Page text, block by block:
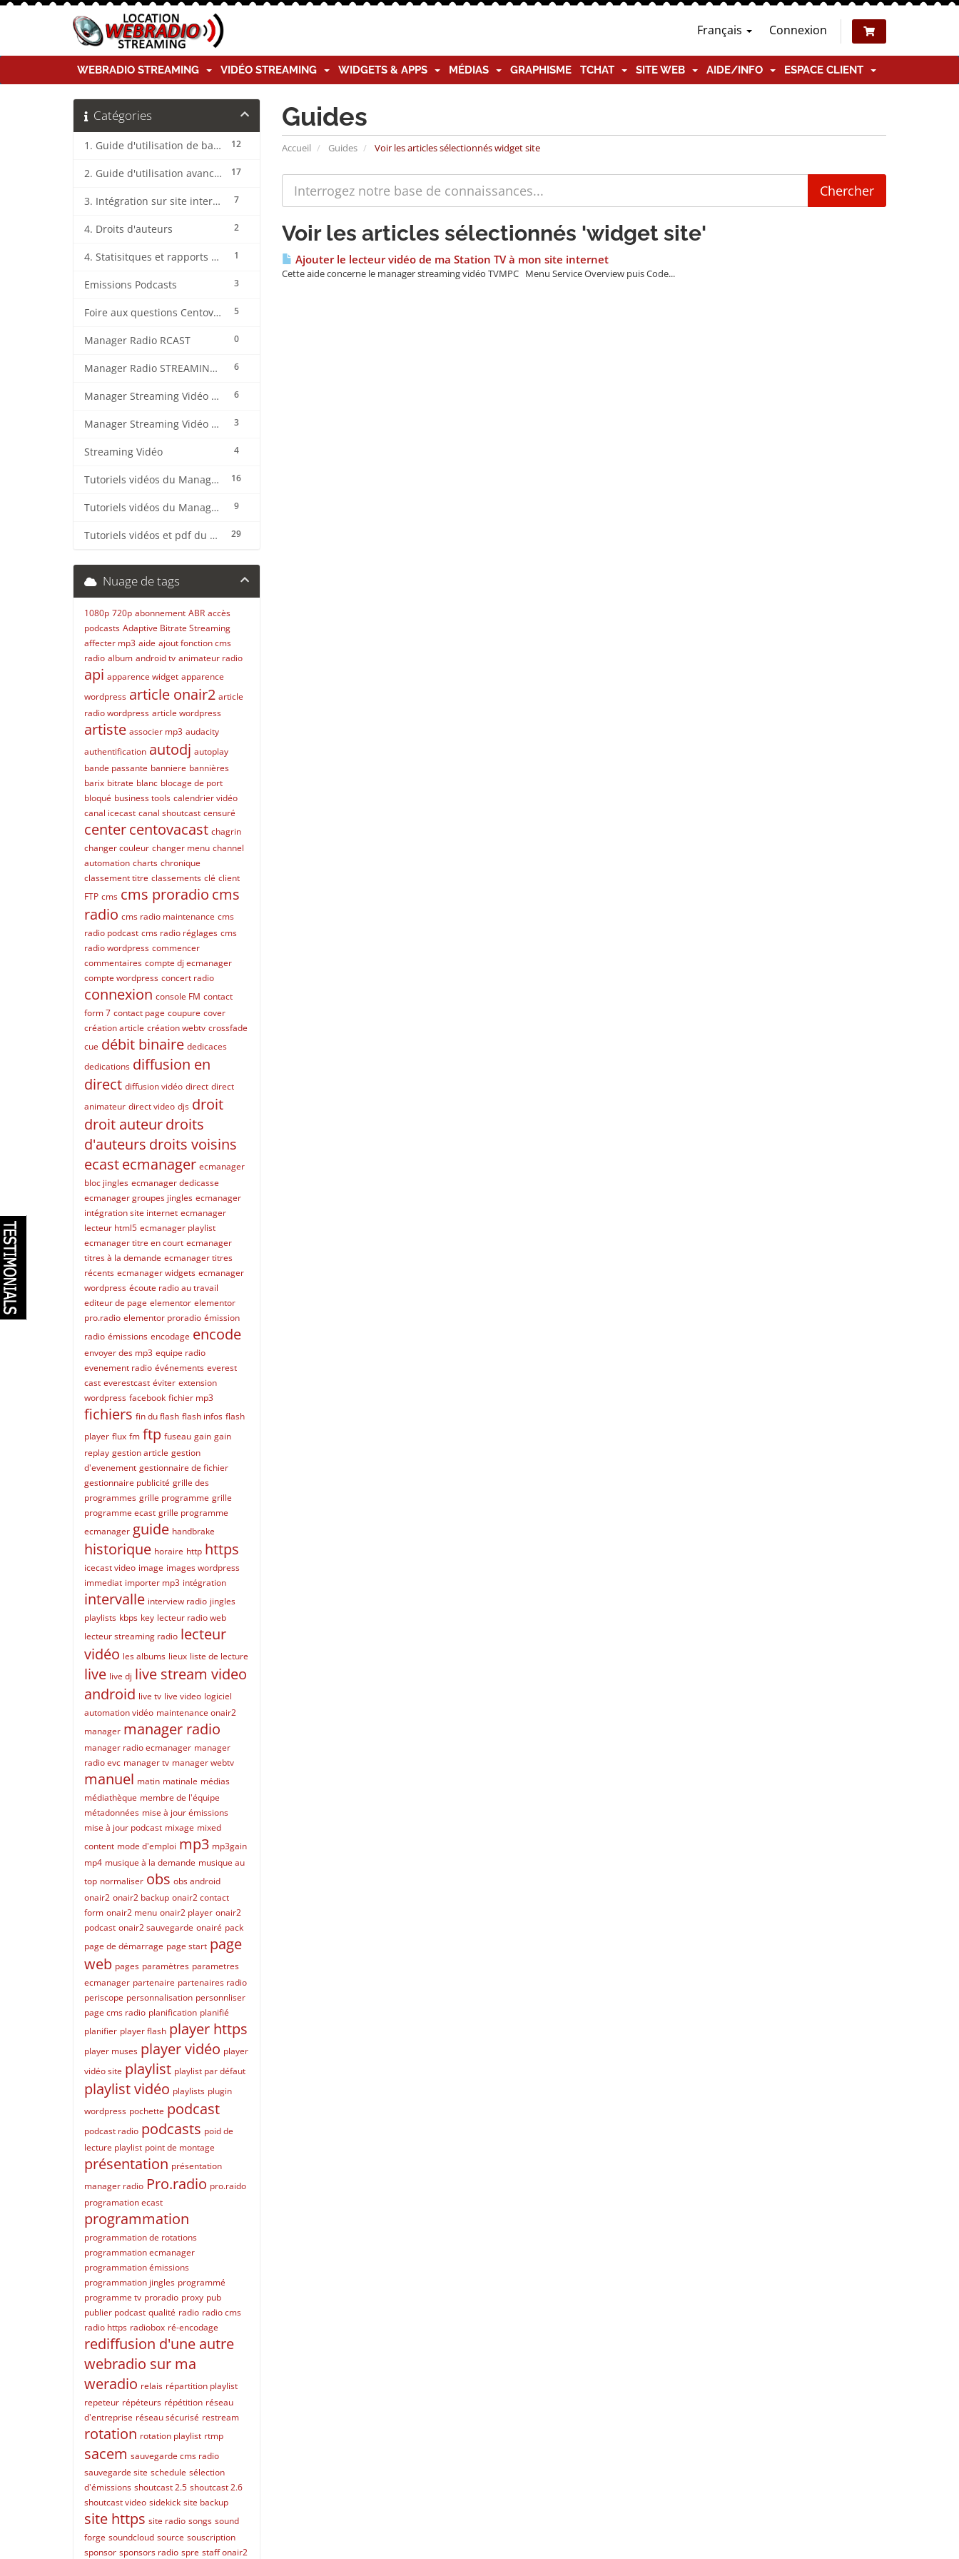
Français Connexion
WEBRADIO STREAMING VIDÉO STREAMING WIDGETS & APPS MÉDIAS GRAPHISME TCHAT SITE WEB AIDE/INFO ESPACE CLIENT
Guides
Accueil Guides Voir les articles sélectionnés widget site
Catégories
12
1. Guide d'utilisation de base CentovaCast
17
2. Guide d'utilisation avancée CentovaCast
7
3. Intégration sur site internet CentovaCast
2
4. Droits d'auteurs
1
4. Statisitques et rapports CentovaCast
3
Emissions Podcasts
5
Foire aux questions CentovaCast
0
Manager Radio RCAST
6
Manager Radio STREAMING CENTER
6
Manager Streaming Vidéo TVMCP
3
Manager Streaming Vidéo VDO
4
Streaming Vidéo
16
Tutoriels vidéos du Manager Radio CentovaCast
9
Tutoriels vidéos du Manager Radio STREAMING CENTER
29
Tutoriels vidéos et pdf du CMS Radio Wordpress + OnAir2/Pro.Radio
Voir les articles sélectionnés 'widget site'
Ajouter le lecteur vidéo de ma Station TV à mon site internet
Cette aide concerne le manager streaming vidéo TVMPC Menu Service Overview puis Code...
Nuage de tags
1080p 720p abonnement ABR accès
podcasts Adaptive Bitrate Streaming
affecter mp3 aide ajout fonction cms
radio album android tv animateur radio
api apparence widget apparence
wordpress article onair2 article
radio wordpress article wordpress
artiste associer mp3 audacity
authentification autodj autoplay
bande passante banniere bannières
barix bitrate blanc blocage de port
bloqué business tools calendrier vidéo
canal icecast canal shoutcast censuré
centercentovacast chagrin
changer couleur changer menu channel
automation charts chronique
classement titre classements clé client
FTP cms cms proradio cms
radio cms radio maintenance cms
radio podcast cms radio réglages cms
radio wordpress commencer
commentaires compte dj ecmanager
compte wordpress concert radio
connexion console FM contact
form 7 contact page coupure cover
création article création webtv crossfade
cue débit binaire dedicaces
dedications diffusion en
direct diffusion vidéo direct direct
animateur direct video djs droit
droit auteurdroits
d'auteurs droits voisins
ecastecmanager ecmanager
bloc jingles ecmanager dedicasse
ecmanager groupes jingles ecmanager
intégration site internet ecmanager
lecteur html5 ecmanager playlist
ecmanager titre en court ecmanager
titres à la demande ecmanager titres
récents ecmanager widgets ecmanager
wordpress écoute radio au travail
editeur de page elementor elementor
pro.radio elementor proradio émission
radio émissions encodage encode
envoyer des mp3 equipe radio
evenement radio événements everest
cast everestcast éviter extension
wordpress facebook fichier mp3
fichiers fin du flash flash infos flash
player flux fm ftp fuseau gain gain
replay gestion article gestion
d'evenement gestionnaire de fichier
gestionnaire publicité grille des
programmes grille programme grille
programme ecast grille programme
ecmanager guide handbrake
historique horaire http https
icecast video image images wordpress
immediat importer mp3 intégration
intervalle interview radio jingles
playlists kbps key lecteur radio web
lecteur streaming radio lecteur
vidéo les albums lieux liste de lecture
live live dj live stream video
android live tv live video logiciel
automation vidéo maintenance onair2
manager manager radio
manager radio ecmanager manager
radio evc manager tv manager webtv
manuel matin matinale médias
médiathèque membre de l'équipe
métadonnées mise à jour émissions
mise à jour podcast mixage mixed
content mode d'emploi mp3 mp3gain
mp4 musique à la demande musique au
top normaliser obs obs android
onair2 onair2 backup onair2 contact
form onair2 menu onair2 player onair2
podcast onair2 sauvegarde onairé pack
page de démarrage page start page
web pages paramètres parametres
ecmanager partenaire partenaires radio
periscope personnalisation personnliser
page cms radio planification planifié
planifier player flash player https
player muses player vidéo player
vidéo site playlist playlist par défaut
playlist vidéo playlists plugin
wordpress pochette podcast
podcast radio podcasts poid de
lecture playlist point de montage
présentation présentation
manager radio Pro.radio pro.raido
programation ecast
programmation
programmation de rotations
programmation ecmanager
programmation émissions
programmation jingles programmé
programme tv proradio proxy pub
publier podcast qualité radio radio cms
radio https radiobox ré-encodage
rediffusion d'une autre
webradio sur ma
weradio relais répartition playlist
repeteur répéteurs répétition réseau
d'entreprise réseau sécurisé restream
rotation rotation playlist rtmp
sacem sauvegarde cms radio
sauvegarde site schedule sélection
d'émissions shoutcast 2.5 shoutcast 2.6
shoutcast video sidekick site backup
site https site radio songs sound
forge soundcloud source souscription
sponsor sponsors radio spre staff onair2